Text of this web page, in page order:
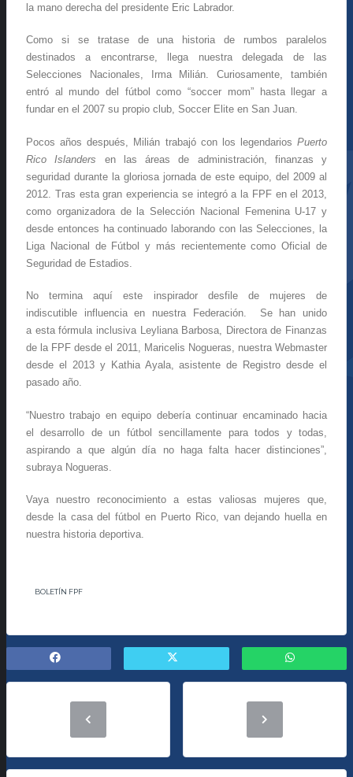
la mano derecha del presidente Eric Labrador.
Como si se tratase de una historia de rumbos paralelos
destinados a encontrarse, llega nuestra delegada de las
Selecciones Nacionales, Irma Milián. Curiosamente, también
entró al mundo del fútbol como “soccer mom” hasta llegar a
fundar en el 2007 su propio club, Soccer Elite en San Juan.
Pocos años después, Milián trabajó con los legendarios Puerto
Rico Islanders en las áreas de administración, finanzas y
seguridad durante la gloriosa jornada de este equipo, del 2009 al
2012. Tras esta gran experiencia se integró a la FPF en el 2013,
como organizadora de la Selección Nacional Femenina U-17 y
desde entonces ha continuado laborando con las Selecciones, la
Liga Nacional de Fútbol y más recientemente como Oficial de
Seguridad de Estadios.
No termina aquí este inspirador desfile de mujeres de
indiscutible influencia en nuestra Federación. Se han unido
a esta fórmula inclusiva Leyliana Barbosa, Directora de Finanzas
de la FPF desde el 2011, Maricelis Nogueras, nuestra Webmaster
desde el 2013 y Kathia Ayala, asistente de Registro desde el
pasado año.
“Nuestro trabajo en equipo debería continuar encaminado hacia
el desarrollo de un fútbol sencillamente para todos y todas,
aspirando a que algún día no haga falta hacer distinciones”,
subraya Nogueras.
Vaya nuestro reconocimiento a estas valiosas mujeres que,
desde la casa del fútbol en Puerto Rico, van dejando huella en
nuestra historia deportiva.
BOLETÍN FPF